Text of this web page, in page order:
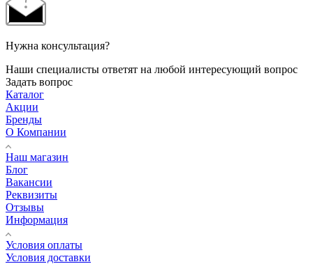
Загрузка отзывов...
Нужна консультация?
Наши специалисты ответят на любой интересующий вопрос
Задать вопрос
Каталог
Акции
Бренды
О Компании
Наш магазин
Блог
Вакансии
Реквизиты
Отзывы
Информация